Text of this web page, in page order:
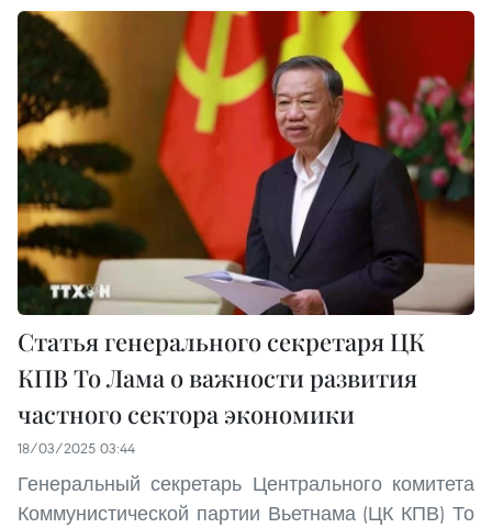
Статья генерального секретаря ЦК
КПВ То Лама о важности развития
частного сектора экономики
18/03/2025 03:44
Генеральный секретарь Центрального комитета
Коммунистической партии Вьетнама (ЦК КПВ) То